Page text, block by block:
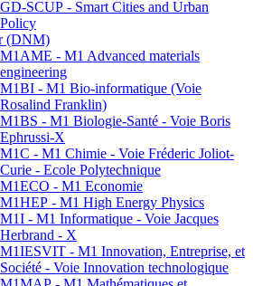
GD-SCUP - Smart Cities and Urban
Policy
(DNM)
M1AME - M1 Advanced materials
engineering
M1BI - M1 Bio-informatique (Voie
Rosalind Franklin)
M1BS - M1 Biologie-Santé - Voie Boris
Ephrussi-X
M1C - M1 Chimie - Voie Fréderic Joliot-
Curie - Ecole Polytechnique
M1ECO - M1 Economie
M1HEP - M1 High Energy Physics
M1I - M1 Informatique - Voie Jacques
Herbrand - X
M1IESVIT - M1 Innovation, Entreprise, et
Société - Voie Innovation technologique